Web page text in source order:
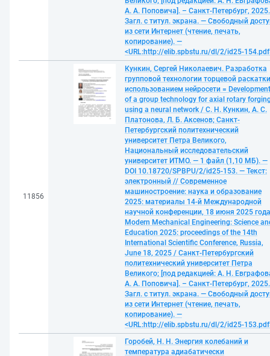
А. А. Поповича]. – Санкт-Петербург,
Загл. с титул. экрана. — Свободный
из сети Интернет (чтение, печать,
копирование). —
<URL:http://elib.spbstu.ru/dl/2/id25-
11856
Кункин, Сергей Николаевич. Разработка
групповой технологии торцевой
использованием нейросети = Development
of a group technology for axial rotary
using a neural network / С. Н. Кункин, А. С.
Платонова, Л. Б. Аксенов; Санкт-
Петербургский политехнический
университет Петра Великого,
Национальный исследовательский
университет ИТМО. — 1 файл (1,10 МБ). —
DOI 10.18720/SPBPU/2/id25-153. — Текст:
электронный // Современное
машиностроение: наука и образование
2025: материалы 14-й Международной
научной конференции, 18 июня 2025
Modern Mechanical Engineering: Science
Education 2025: proceedings of the 14th
International Scientific Conference, Russia,
June 18, 2025 / Санкт-Петербургский
политехнический университет Петра
Великого; [под редакцией: А. Н.
А. А. Поповича]. – Санкт-Петербург,
Загл. с титул. экрана. — Свободный
из сети Интернет (чтение, печать,
копирование). —
<URL:http://elib.spbstu.ru/dl/2/id25-
Горобей, Н. Н. Энергия колебаний и
температура адиабатически